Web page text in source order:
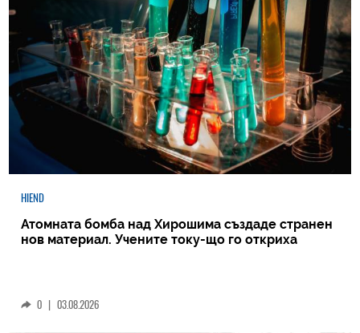
HIEND
Атомната бомба над Хирошима създаде странен
нов материал. Учените току-що го откриха
0 | 03.08.2026